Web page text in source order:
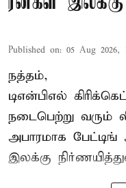
Published on: 05 Aug 2026,
நத்தம்,
டிஎன்பிஎல்
நடைபெற்று வரும்
அபாரமாக பேட்டிங்
இலக்கு